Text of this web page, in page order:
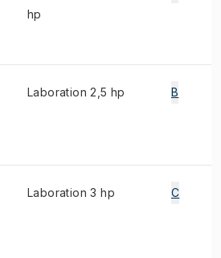
hp
Laboration 2,5 hp B
Laboration 3 hp C